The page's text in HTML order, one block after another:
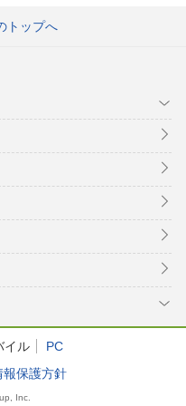
トップへ
イル
PC
報保護方針
Inc.